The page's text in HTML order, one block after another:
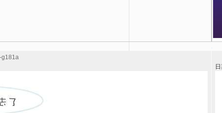
g181a